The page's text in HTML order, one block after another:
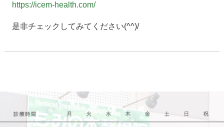
https://icem-health.com/
是非チェックしてみてください(^^)/